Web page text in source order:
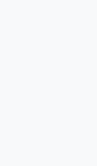
입니다. 고객 상호
인화되고 전문적인
Insurance
리드를 통한 모든
다. 판매 갱신마다